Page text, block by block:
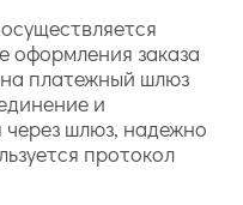
оформления заказа
платежный шлюз
и
шлюз, надежно
протокол